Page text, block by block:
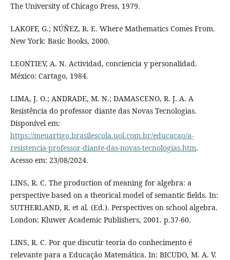
The University of Chicago Press, 1979.
LAKOFF, G.; NÚÑEZ, R. E. Where Mathematics Comes From.
New York: Basic Books, 2000.
LEONTIEV, A. N. Actividad, conciencia y personalidad.
México: Cartago, 1984.
LIMA, J. O.; ANDRADE, M. N.; DAMASCENO, R. J. A. A
Resistência do professor diante das Novas Tecnologias.
Disponível em:
https://meuartigo.brasilescola.uol.com.br/educacao/a-
resistencia-professor-diante-das-novas-tecnologias.htm.
Acesso em: 23/08/2024.
LINS, R. C. The production of meaning for algebra: a
perspective based on a theorical model of semantic fields. In:
SUTHERLAND, R. et al. (Ed.). Perspectives on school algebra.
London: Kluwer Academic Publishers, 2001. p.37-60.
LINS, R. C. Por que discutir teoria do conhecimento é
relevante para a Educação Matemática. In: BICUDO, M. A. V.